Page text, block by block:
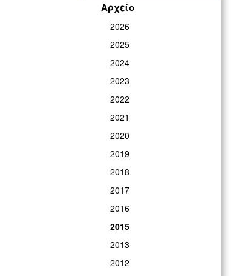
Αρχείο
2026
2025
2024
2023
2022
2021
2020
2019
2018
2017
2016
2015
2013
2012